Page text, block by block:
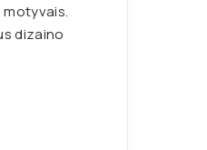
motyvais.
dizaino